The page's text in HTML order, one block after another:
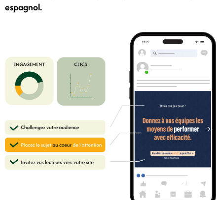
espagnol.